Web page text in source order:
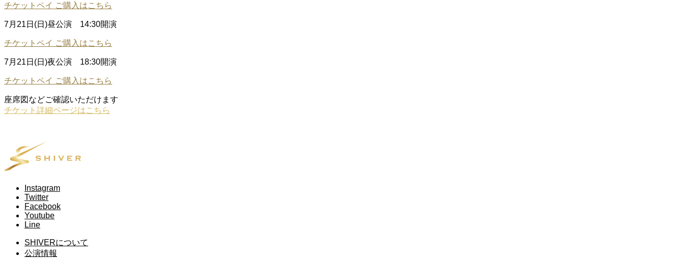
チケットペイ ご購入はこちら
7月21日(日)昼公演 14:30開演
チケットペイ ご購入はこちら
7月21日(日)夜公演 18:30開演
チケットペイ ご購入はこちら
座席図などご確認いただけます
チケット詳細ページはこちら
Instagram
Twitter
Facebook
Youtube
Line
SHIVERについて
公演情報